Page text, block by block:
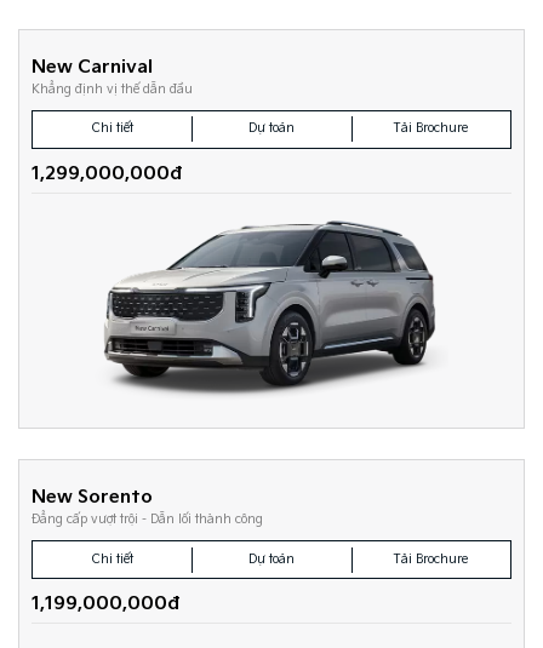
New Carnival
Khẳng định vị thế dẫn đầu
Chi tiết Dự toán Tải Brochure
1,299,000,000đ
New Sorento
Đẳng cấp vượt trội - Dẫn lối thành công
Chi tiết Dự toán Tải Brochure
1,199,000,000đ